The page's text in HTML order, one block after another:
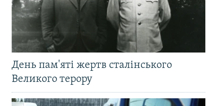
День пам'яті жертв сталінського
Великого терору